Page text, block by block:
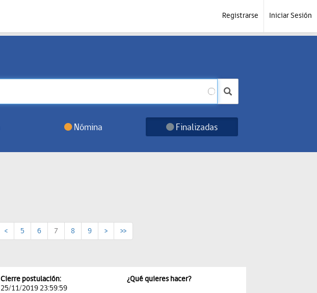
Registrarse Iniciar Sesión
Nómina Finalizadas
< 5 6 7 8 9 > >>
Cierre postulación:
25/11/2019 23:59:59
¿Qué quieres hacer?